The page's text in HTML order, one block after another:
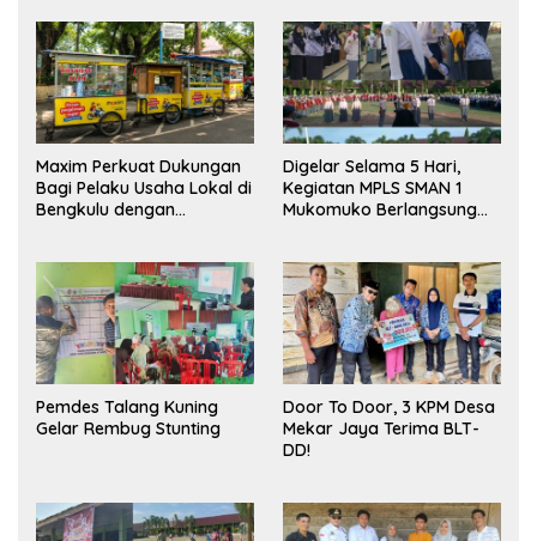
Maxim Perkuat Dukungan
Bagi Pelaku Usaha Lokal di
Bengkulu dengan
Pasar
Digelar Selama 5 Hari,
Kegiatan MPLS SMAN 1
Mukomuko Berlangsung
Pemdes Talang Kuning
Gelar Rembug Stunting
Door To Door, 3 KPM Desa
Mekar Jaya Terima BLT-
DD!